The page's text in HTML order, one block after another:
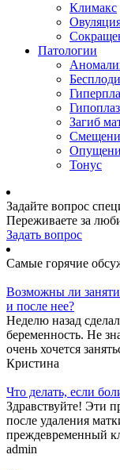
Климакс
Патологии
Загиб
Тонус
Задайте вопрос
Переживаете за
Задать вопрос
Самые горячие
Возможны ли
и после нее?
Неделю назад
беременность. Не
очень хочется
Кристина
Что делать, если
Здравствуйте! Эти
после удаления
преждевременный
admin